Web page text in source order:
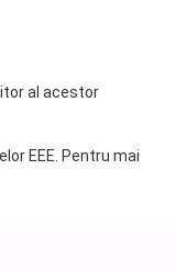
al acestor
EEE. Pentru mai